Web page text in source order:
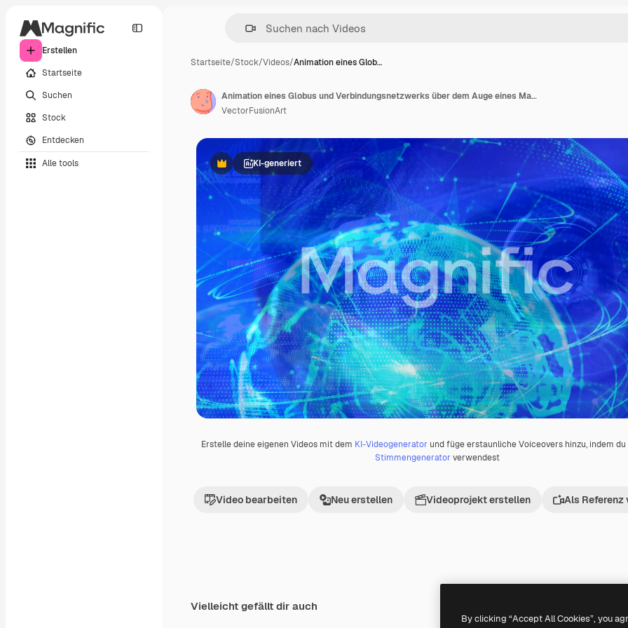
Erstellen
Startseite
Suchen
Stock
Entdecken
Alle tools
Startseite/Stock/Videos/Animation eines Glob…
PremiumKI-generiert
Erstelle deine eigenen Videos mit dem KI-Videogenerator und füge erstaunliche Voiceovers hinzu, indem du
Stimmengenerator verwendest
Video bearbeiten Neu erstellen Videoprojekt erstellen Als Referenz
Animation eines Globus und Verbindungsnetzwerks über dem Auge eines Mannes in VR-Brille, der eine Schnittstelle nutzt
VectorFusionArt
Vielleicht gefällt dir auch
Generiert von KI
By clicking “Accept All Cookies”, you